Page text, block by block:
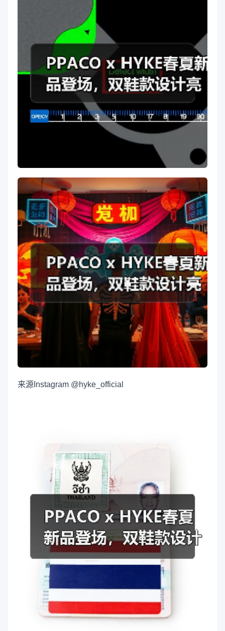
来源 Instagram @hyke_official